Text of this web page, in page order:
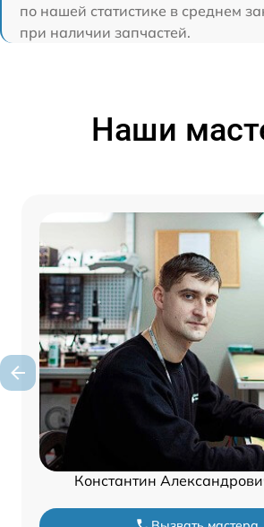
по нашей статистике в среднем
при наличии запчастей.
Наши
Константин